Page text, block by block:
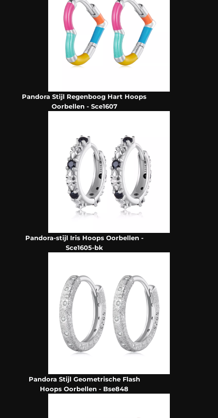
Pandora Stijl Regenboog Hart Hoops
Oorbellen - Sce1607
Pandora-stijl Iris Hoops Oorbellen -
Sce1605-bk
Pandora Stijl Geometrische Flash
Hoops Oorbellen - Bse848